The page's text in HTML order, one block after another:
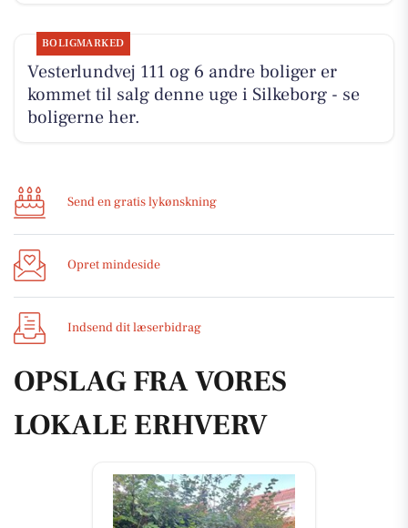
BOLIGMARKED
Vesterlundvej 111 og 6 andre boliger er
kommet til salg denne uge i Silkeborg - se
boligerne her.
Send en gratis lykønskning
Opret mindeside
Indsend dit læserbidrag
OPSLAG FRA VORES
LOKALE ERHVERV